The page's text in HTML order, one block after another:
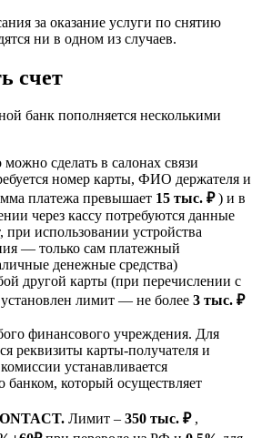
за оказание услуги по снятию
ни в одном из случаев.
счет
банк пополняется несколькими
сделать в салонах связи
номер карты, ФИО держателя и
платежа превышает 15 тыс. ₽) и в
через кассу потребуются данные
при использовании устройства
— только сам платежный
денежные средства)
другой карты (при перечислении с
лимит — не более 3 тыс. ₽
финансового учреждения. Для
реквизиты карты-получателя и
устанавливается
банком, который осуществляет
Лимит – 350 тыс. ₽ ,